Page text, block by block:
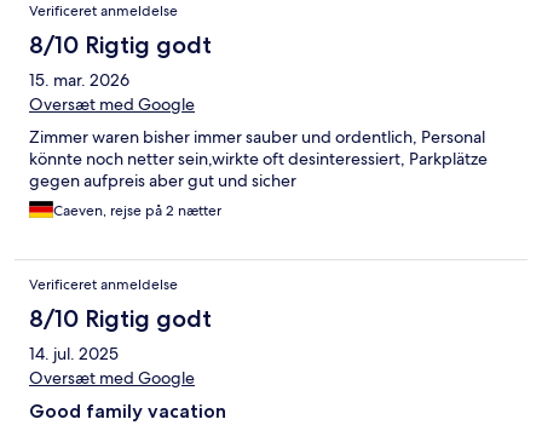
Verificeret anmeldelse
8/10 Rigtig godt
15. mar. 2026
Oversæt med Google
Zimmer waren bisher immer sauber und ordentlich, Personal
könnte noch netter sein,wirkte oft desinteressiert, Parkplätze
gegen aufpreis aber gut und sicher
Caeven, rejse på 2 nætter
Verificeret anmeldelse
8/10 Rigtig godt
14. jul. 2025
Oversæt med Google
Good family vacation